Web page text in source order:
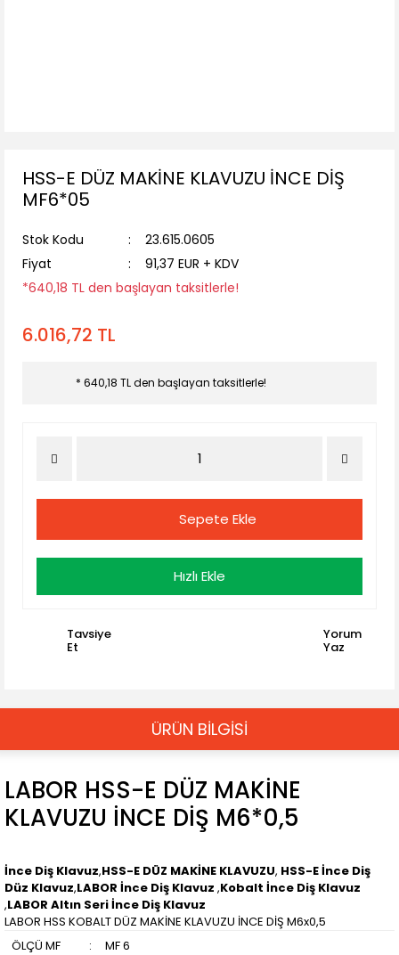
HSS-E DÜZ MAKİNE KLAVUZU İNCE DİŞ
MF6*05
Stok Kodu
23.615.0605
Fiyat
91,37 EUR + KDV
*640,18 TL den başlayan taksitlerle!
6.016,72 TL
* 640,18 TL den başlayan taksitlerle!
Sepete Ekle
Hızlı Ekle
Tavsiye
Et
Yorum
Yaz
ÜRÜN BİLGİSİ
LABOR HSS-E DÜZ MAKİNE
KLAVUZU İNCE DİŞ M6*0,5
İnce Diş Klavuz,HSS-E DÜZ MAKİNE KLAVUZU, HSS-E İnce Diş
Düz Klavuz,LABOR İnce Diş Klavuz ,Kobalt İnce Diş Klavuz
,LABOR Altın Seri İnce Diş Klavuz
LABOR HSS KOBALT DÜZ MAKİNE KLAVUZU İNCE DİŞ M6x0,5
ÖLÇÜ MF
:
MF 6